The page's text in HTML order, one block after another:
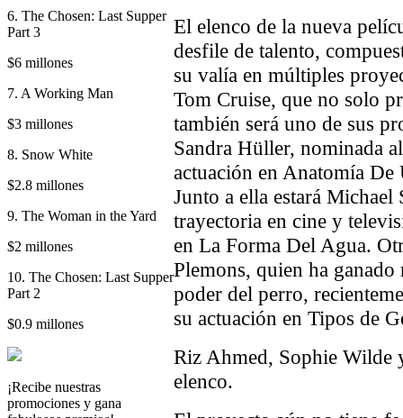
6. The Chosen: Last Supper
Part 3
$6 millones
7. A Working Man
$3 millones
8. Snow White
$2.8 millones
9. The Woman in the Yard
$2 millones
10. The Chosen: Last Supper
Part 2
$0.9 millones
¡Recibe nuestras
promociones y gana
El elenco de la nueva
desfile de talento,
su valía en múltiples
Tom Cruise, que no solo
también será uno de sus
Sandra Hüller, nominada
actuación en Anatomía De
Junto a ella estará
trayectoria en cine y
en La Forma Del Agua.
Plemons, quien ha
poder del perro,
su actuación en Tipos de
Riz Ahmed, Sophie Wilde
elenco.